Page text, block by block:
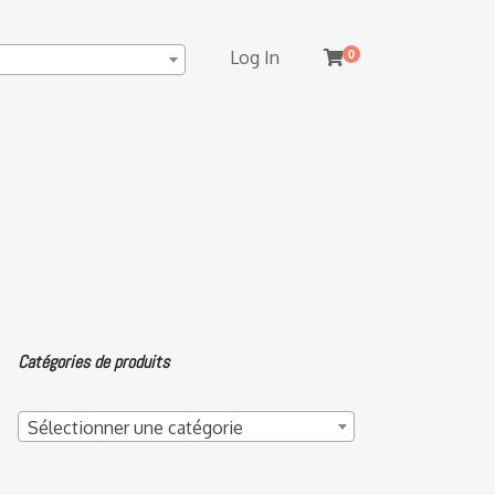
Log In 0
Catégories de produits
Sélectionner une catégorie